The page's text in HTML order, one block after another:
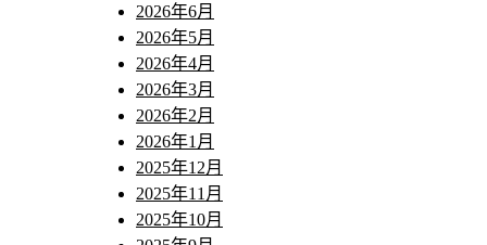
2026年6月
2026年5月
2026年4月
2026年3月
2026年2月
2026年1月
2025年12月
2025年11月
2025年10月